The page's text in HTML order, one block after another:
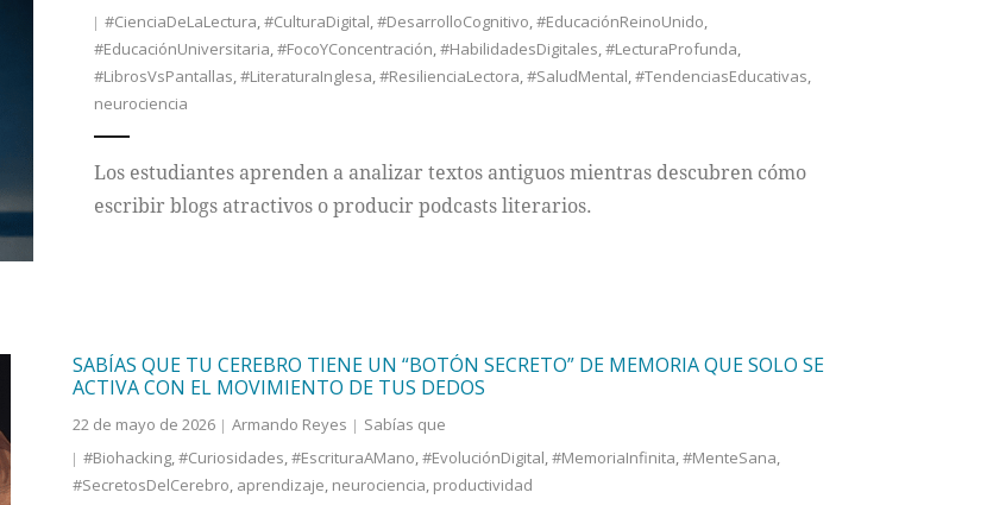
#CienciaDeLaLectura,#CulturaDigital,#DesarrolloCognitivo,#EducaciónReinoUnido,
#EducaciónUniversitaria,#FocoYConcentración,#HabilidadesDigitales,#LecturaProfunda,
#LibrosVsPantallas,#LiteraturaInglesa,#ResilienciaLectora,#SaludMental,#TendenciasEducativas,
neurociencia
Los estudiantes aprenden a analizar textos antiguos mientras descubren cómo
escribir blogs atractivos o producir podcasts literarios.
SABÍAS QUE TU CEREBRO TIENE UN “BOTÓN SECRETO” DE MEMORIA QUE SOLO SE
ACTIVA CON EL MOVIMIENTO DE TUS DEDOS
22 de mayo de 2026 Armando Reyes
Sabías que
#Biohacking,#Curiosidades,#EscrituraAMano,#EvoluciónDigital,#MemoriaInfinita,#MenteSana,
#SecretosDelCerebro, aprendizaje, neurociencia, productividad